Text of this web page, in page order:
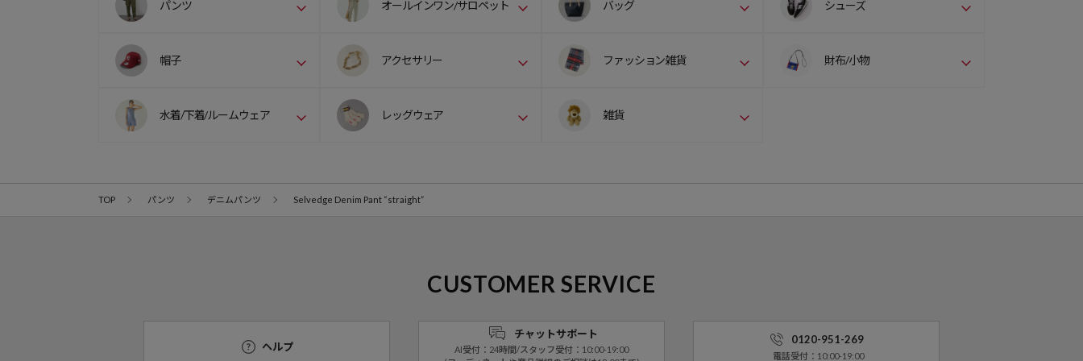
パンツ オールインワン/サロペット バッグ シューズ
帽子 アクセサリー ファッション雑貨 財布/小物
水着/下着/ルームウェア レッグウェア 雑貨
TOP パンツ デニムパンツ Selvedge Denim Pant “straight”
CUSTOMER SERVICE
ヘルプ
チャットサポート
AI受付：24時間/スタッフ受付：10:00-19:00
0120-951-269
電話受付：10:00-19:00